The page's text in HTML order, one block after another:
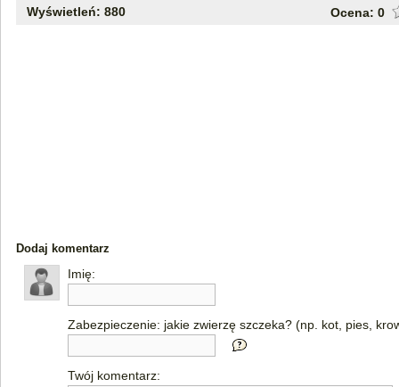
Wyświetleń: 880 Ocena: 0
Dodaj komentarz
Imię:
Zabezpieczenie: jakie zwierzę szczeka? (np. kot, pies,
Twój komentarz: